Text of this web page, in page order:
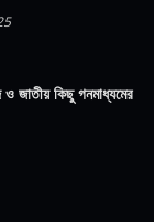
জাতীয় কিছু গনমাধ্যমের